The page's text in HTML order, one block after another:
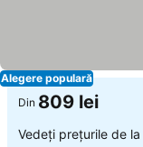
Alegere populară
Din 809 lei
Vedeți prețurile de la